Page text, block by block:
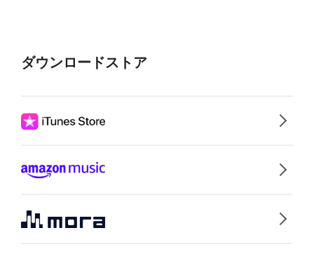
ダウンロードストア